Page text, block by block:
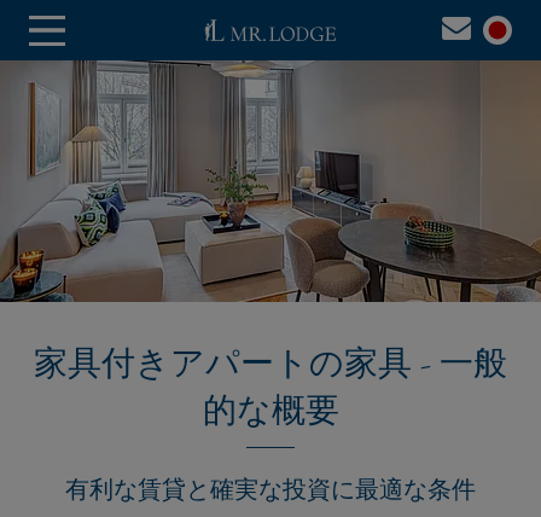
家具付きアパートの家具 - 一般
的な概要
有利な賃貸と確実な投資に最適な条件